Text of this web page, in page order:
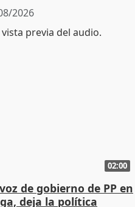
2026
02:00
de gobierno de PP en
deja la política